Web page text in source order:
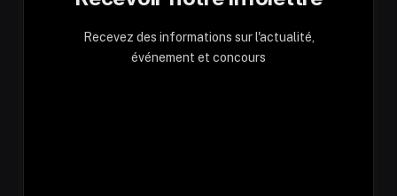
Recevez des informations sur l'actualité,
événement et concours